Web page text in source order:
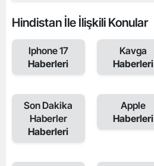
Hindistan İle İlişkili Konular
Iphone 17
Haberleri
Kavga
Haberleri
Son Dakika
Haberler
Haberleri
Apple
Haberleri